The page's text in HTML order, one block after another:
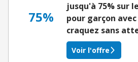
75%
jusqu'à 75% sur
pour garçon
craquez sans
Voir l'offre